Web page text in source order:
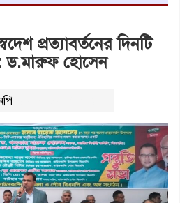
প্রত্যাবর্তনের দিনটি
ড.মারুফ হোসেন